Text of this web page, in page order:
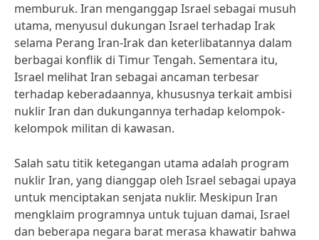
memburuk. Iran menganggap Israel sebagai musuh
utama, menyusul dukungan Israel terhadap Irak
selama Perang Iran-Irak dan keterlibatannya dalam
berbagai konflik di Timur Tengah. Sementara itu,
Israel melihat Iran sebagai ancaman terbesar
terhadap keberadaannya, khususnya terkait ambisi
nuklir Iran dan dukungannya terhadap kelompok-
kelompok militan di kawasan.
Salah satu titik ketegangan utama adalah program
nuklir Iran, yang dianggap oleh Israel sebagai upaya
untuk menciptakan senjata nuklir. Meskipun Iran
mengklaim programnya untuk tujuan damai, Israel
dan beberapa negara barat merasa khawatir bahwa